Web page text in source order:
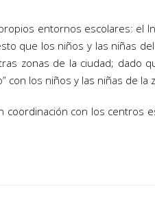
entornos escolares: el
que los niños y las niñas
zonas de la ciudad; dado
los niños y las niñas de la
coordinación con los centros